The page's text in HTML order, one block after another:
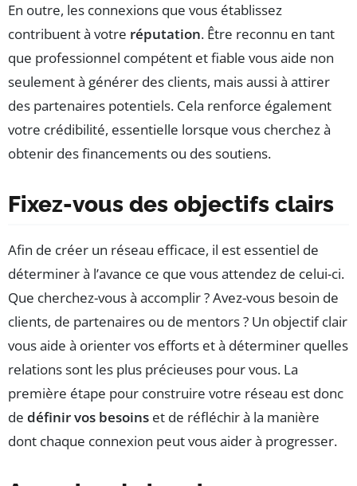
En outre, les connexions que vous établissez
contribuent à votre réputation. Être reconnu en tant
que professionnel compétent et fiable vous aide non
seulement à générer des clients, mais aussi à attirer
des partenaires potentiels. Cela renforce également
votre crédibilité, essentielle lorsque vous cherchez à
obtenir des financements ou des soutiens.
Fixez-vous des objectifs clairs
Afin de créer un réseau efficace, il est essentiel de
déterminer à l’avance ce que vous attendez de celui-ci.
Que cherchez-vous à accomplir ? Avez-vous besoin de
clients, de partenaires ou de mentors ? Un objectif clair
vous aide à orienter vos efforts et à déterminer quelles
relations sont les plus précieuses pour vous. La
première étape pour construire votre réseau est donc
de définir vos besoins et de réfléchir à la manière
dont chaque connexion peut vous aider à progresser.